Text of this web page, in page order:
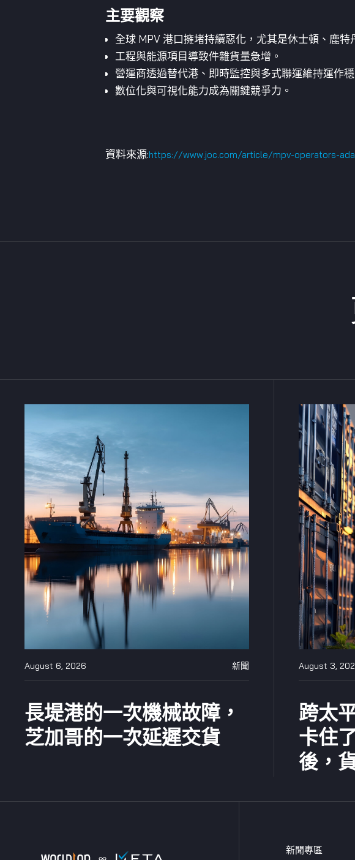
主要觀察
全球 MPV 港口擁堵持續惡化，尤其是休士頓、鹿特
工程與能源項目導致件雜貨量急增。
營運商透過替代港、即時監控與多式聯運維持運作穩
數位化與可視化能力成為關鍵競爭力。
資料來源:https://www.joc.com/article/mpv-operators-
August 6, 2026 新聞
長堤港的一次機械故障，
芝加哥的一次延遲交貨
August 3,
跨太
卡住
後，
新聞專區